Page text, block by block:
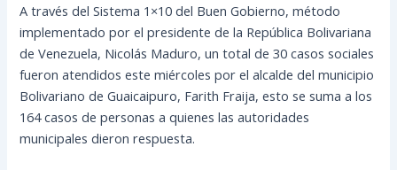
A través del Sistema 1×10 del Buen Gobierno, método
implementado por el presidente de la República Bolivariana
de Venezuela, Nicolás Maduro, un total de 30 casos sociales
fueron atendidos este miércoles por el alcalde del municipio
Bolivariano de Guaicaipuro, Farith Fraija, esto se suma a los
164 casos de personas a quienes las autoridades
municipales dieron respuesta.